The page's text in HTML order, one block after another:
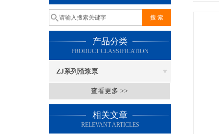
产品分类
PRODUCT CLASSIFICATION
ZJ系列渣浆泵
查看更多 >>
相关文章
RELEVANT ARTICLES